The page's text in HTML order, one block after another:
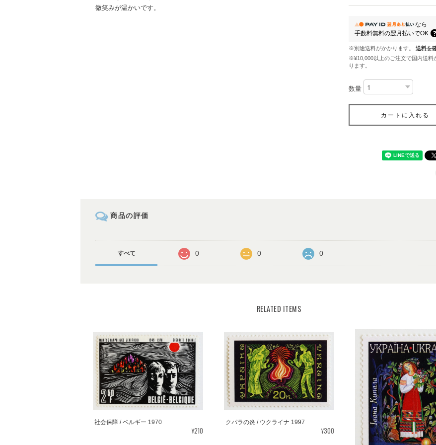
微笑みが温かいです。
なら
手数料無料の翌月払いでOK
※別途送料がかかります。
送料を
※¥10,000以上のご注文で国内送料
ります。
数量
カートに入れる
商品の評価
すべて 0 0 0
RELATED ITEMS
社会保障 / ベルギー 1970
¥210
クパラの炎 / ウクライナ 1997
¥300